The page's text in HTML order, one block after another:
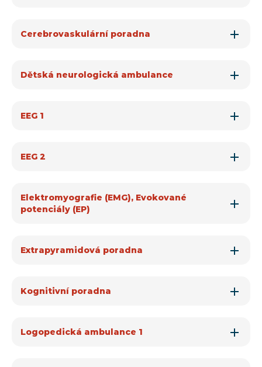
Cerebrovaskulární poradna
Dětská neurologická ambulance
EEG 1
EEG 2
Elektromyografie (EMG), Evokované
potenciály (EP)
Extrapyramidová poradna
Kognitivní poradna
Logopedická ambulance 1